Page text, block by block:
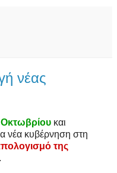
νέας
και
νέα κυβέρνηση στη
της